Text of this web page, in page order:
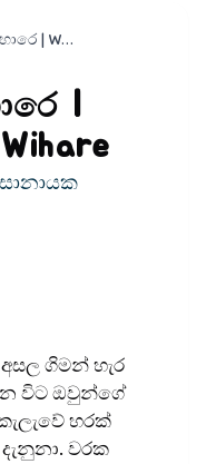
වරකා වැළඳු විහාරෙ | Waraka Walndu Wihare
|
ගිමන් හැර
විට ඔවුන්ගේ
හරක්
වරක